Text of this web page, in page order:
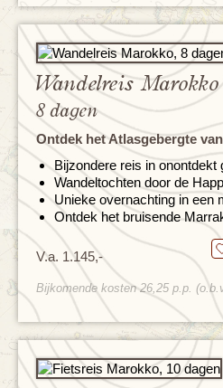
Wandelreis Marokko
8 dagen
Ontdek het Atlasgebergte
Bijzondere reis in onontdekt
Wandeltochten door de
Unieke overnachting in een
Ontdek het bruisende
V.a. 1.145,-
Bijkomende kosten 26,25 p.p.